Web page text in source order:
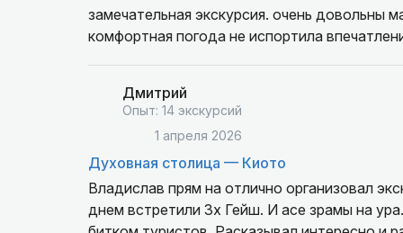
замечательная экскурсия. очень
комфортная погода не испортила
Дмитрий
Опыт: 14 экскурсий
1 апреля 2026
Духовная столица — Киото
Владислав прям на отлично организовал
днем встретили 3х Гейш. И асе зрамы на